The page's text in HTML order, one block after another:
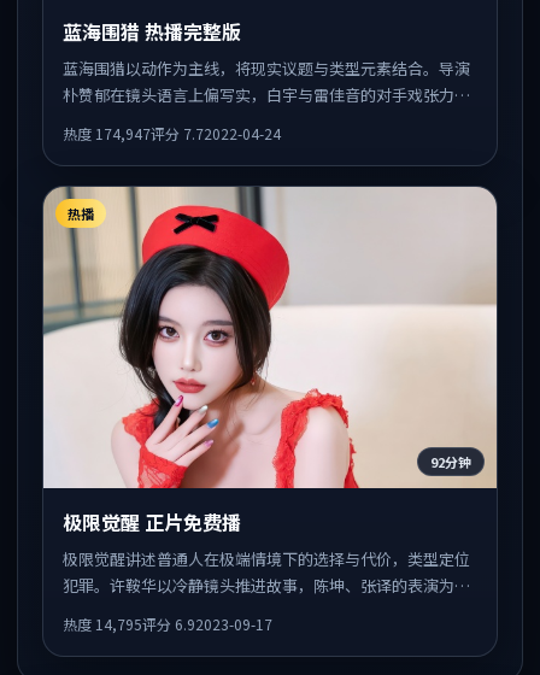
蓝海围猎 热播完整版
蓝海围猎以动作为主线，将现实议题与类型元素结合。导演
朴赞郁在镜头语言上偏写实，白宇与雷佳音的对手戏张力十
热度 174,947评分 7.72022-04-24
热播
92分钟
极限觉醒 正片免费播
极限觉醒讲述普通人在极端情境下的选择与代价，类型定位
犯罪。许鞍华以冷静镜头推进故事，陈坤、张译的表演为全
热度 14,795评分 6.92023-09-17